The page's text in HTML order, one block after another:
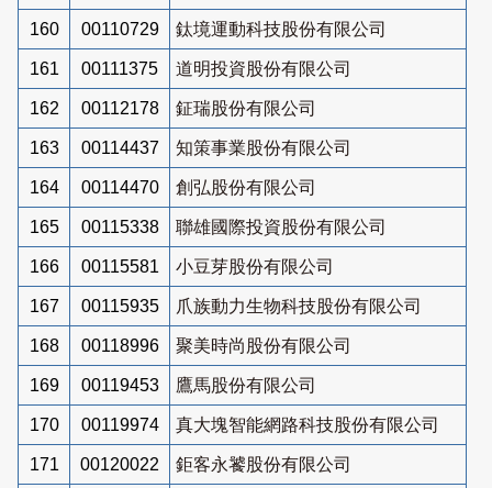
160 00110729 鈦境運動科技股份有限公司
161 00111375 道明投資股份有限公司
162 00112178 鉦瑞股份有限公司
163 00114437 知策事業股份有限公司
164 00114470 創弘股份有限公司
165 00115338 聯雄國際投資股份有限公司
166 00115581 小豆芽股份有限公司
167 00115935 爪族動力生物科技股份有限公司
168 00118996 聚美時尚股份有限公司
169 00119453 鷹馬股份有限公司
170 00119974 真大塊智能網路科技股份有限公司
171 00120022 鉅客永饕股份有限公司